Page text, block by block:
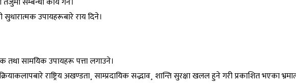
उपायहरूबारे राय दिने।
सामयिक उपायहरू पत्ता लगाउने।
राष्ट्रिय अखण्डता¸ साम्प्रदायिक सद्भाव¸ शान्ति सुरक्षा खलल हुने गरी प्रकाशित भएका